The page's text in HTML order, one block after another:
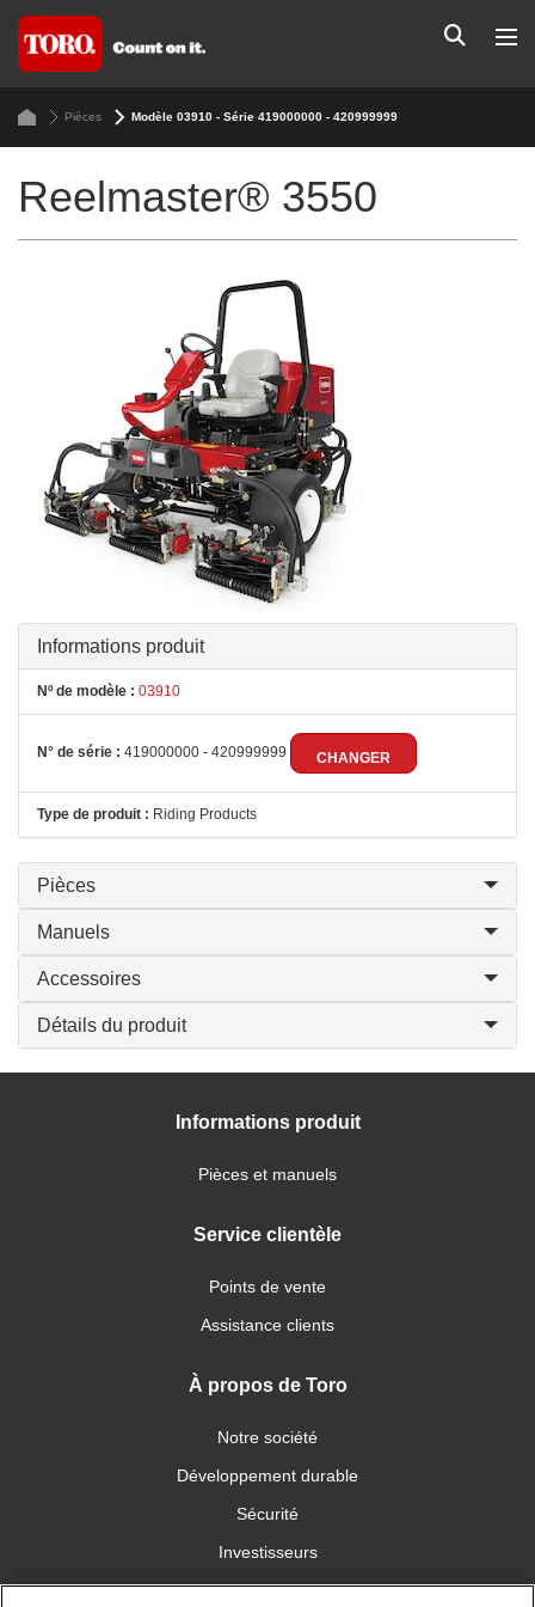
Pièces Modèle 03910 - Série 419000000 - 420999999
Reelmaster® 3550
Informations produit
Nº de modèle : 03910
N° de série : 419000000 - 420999999 CHANGER
Type de produit : Riding Products
Pièces
Manuels
Accessoires
Détails du produit
Informations produit
Pièces et manuels
Service clientèle
Points de vente
Assistance clients
À propos de Toro
Notre société
Développement durable
Sécurité
Investisseurs
Carrières